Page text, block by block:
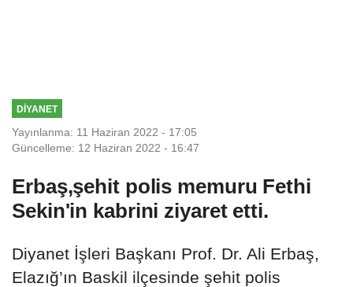
DİYANET
Yayınlanma: 11 Haziran 2022 - 17:05
Güncelleme: 12 Haziran 2022 - 16:47
Erbaş,şehit polis memuru Fethi
Sekin'in kabrini ziyaret etti.
Diyanet İşleri Başkanı Prof. Dr. Ali Erbaş,
Elazığ’ın Baskil ilçesinde şehit polis